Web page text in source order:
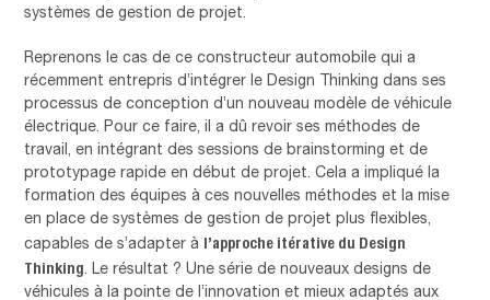
systèmes de gestion de projet.
Reprenons le cas de ce constructeur automobile qui a
récemment entrepris d’intégrer le Design Thinking dans ses
processus de conception d’un nouveau modèle de véhicule
électrique. Pour ce faire, il a dû revoir ses méthodes de
travail, en intégrant des sessions de brainstorming et de
prototypage rapide en début de projet. Cela a impliqué la
formation des équipes à ces nouvelles méthodes et la mise
en place de systèmes de gestion de projet plus flexibles,
capables de s’adapter à l’approche itérative du Design
Thinking . Le résultat ? Une série de nouveaux designs de
véhicules à la pointe de l’innovation et mieux adaptés aux